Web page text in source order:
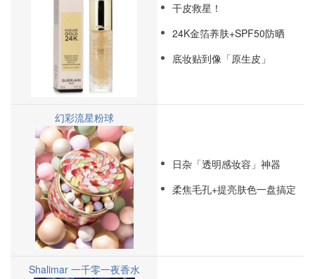
干皮救星！
24K金箔养肤+SPF50防晒
底妆贴到像「原生皮」
幻彩流星粉球
日杂「透明感妆容」神器
柔焦毛孔+提亮肤色一盘搞定
Shalimar 一千零一夜香水